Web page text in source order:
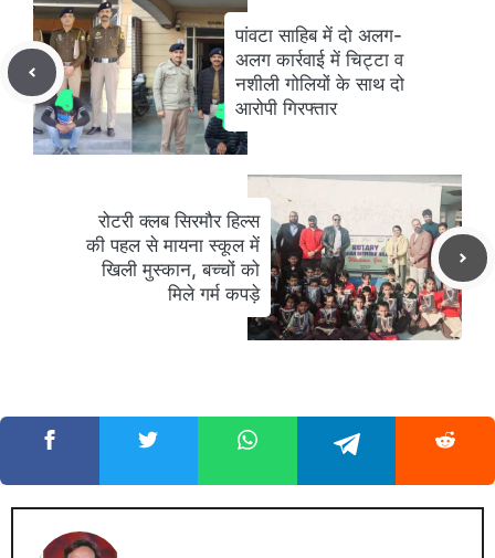
पांवटा साहिब में दो अलग-
अलग कार्रवाई में चिट्टा व
नशीली गोलियों के साथ दो
आरोपी गिरफ्तार
रोटरी क्लब सिरमौर हिल्स
की पहल से मायना स्कूल में
खिली मुस्कान, बच्चों को
मिले गर्म कपड़े